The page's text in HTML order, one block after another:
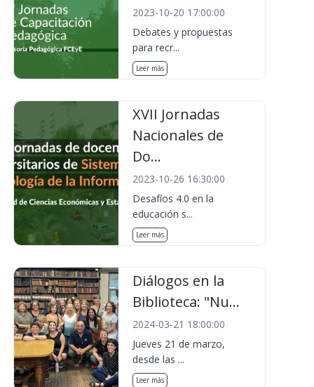
2023-10-20 17:00:00
Debates y propuestas
para recr...
Leer más
XVII Jornadas
Nacionales de
Do...
2023-10-26 16:30:00
Desafíos 4.0 en la
educación s...
Leer más
Diálogos en la
Biblioteca: "Nu...
2024-03-21 18:00:00
Jueves 21 de marzo,
desde las ...
Leer más